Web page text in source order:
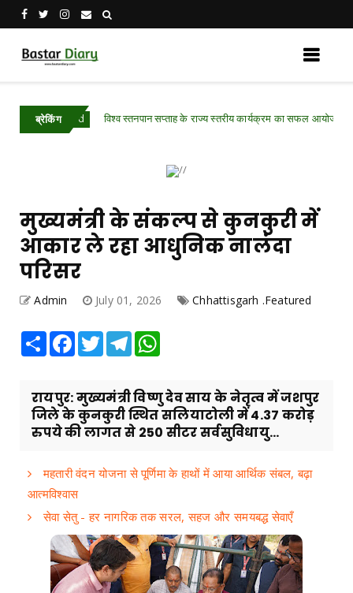
ब्रेकिंगविश्व स्तनपान सप्ताह के राज्य स्तरीय कार्यक्रम का सफल आयोजन, छत्तीसगढ़
मुख्यमंत्री के संकल्प से कुनकुरी में
आकार ले रहा आधुनिक नालंदा
परिसर
Admin July 01, 2026 Chhattisgarh .Featured
Share Facebook
TwitterTelegram
रायपुर: मुख्यमंत्री विष्णु देव साय के नेतृत्व में जशपुर
जिले के कुनकुरी स्थित सलियाटोली में 4.37 करोड़
रुपये की लागत से 250 सीटर सर्वसुविधायु...
महतारी वंदन योजना से पूर्णिमा के हाथों में आया आर्थिक संबल, बढ़ा
आत्मविश्वास
सेवा सेतु - हर नागरिक तक सरल, सहज और समयबद्ध सेवाएँ